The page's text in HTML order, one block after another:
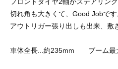
フロントタイヤ2軸がステアリング
切れ角も大きくて、Good Jobです
アウトリガー張り出しも出来、敷
車体全長...約235mm ブーム最